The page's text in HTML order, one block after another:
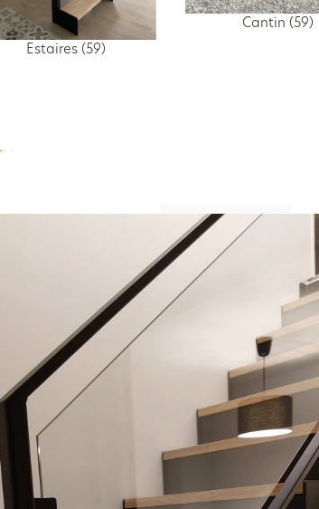
Estaires (59)
Cantin (59)